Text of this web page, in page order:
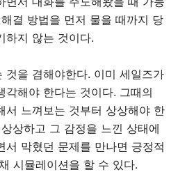
결 방법을 먼저 물을 때까지 당
하지 않는 것이다.
것을 겸해야한다. 이미 세일즈가
각해야 한다는 것이다. 그때의
서 느껴보는 것부터 상상해야 한
상하고 그 감정을 느낀 상태에
서 막혔던 문제를 만나면 긍정적
시뮬레이션을 할 수 있다.